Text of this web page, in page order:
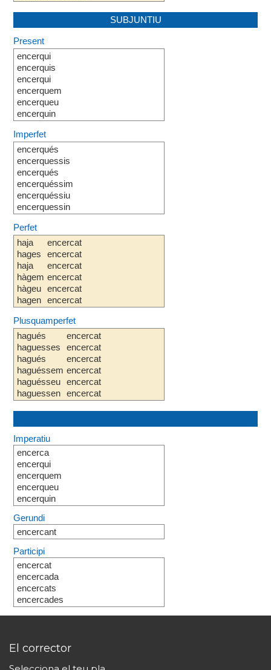
SUBJUNTIU
Present
encerqui
encerquis
encerqui
encerquem
encerqueu
encerquin
Imperfet
encerqués
encerquessis
encerqués
encerquéssim
encerquéssiu
encerquessin
Perfet
haja
hages
haja
hàgem
hàgeu
hagen
encercat
encercat
encercat
encercat
encercat
encercat
Plusquamperfet
hagués
haguesses
hagués
haguéssem
haguésseu
haguessen
encercat
encercat
encercat
encercat
encercat
encercat
Imperatiu
encerca
encerqui
encerquem
encerqueu
encerquin
Gerundi
encercant
Participi
encercat
encercada
encercats
encercades
El corrector